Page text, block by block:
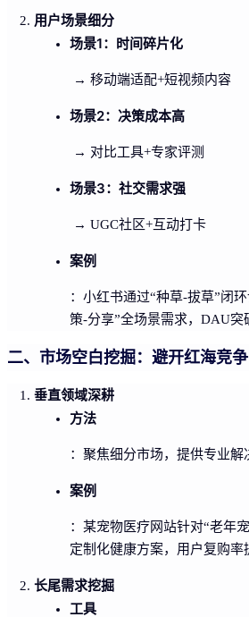
用户场景细分
场景1：时间碎片化
→ 移动端适配+短视频内容
场景2：决策成本高
→ 对比工具+专家评测
场景3：社交需求强
→ UGC社区+互动打卡
案例
：小红书通过“种草-拔草”闭
策-分享”全场景需求，DAU突
二、市场空白挖掘：避开红海竞争
垂直领域深耕
方法
：聚焦细分市场，提供专业解
案例
：某宠物医疗网站针对“老年
定制化健康方案，用户复购率
长尾需求挖掘
工具